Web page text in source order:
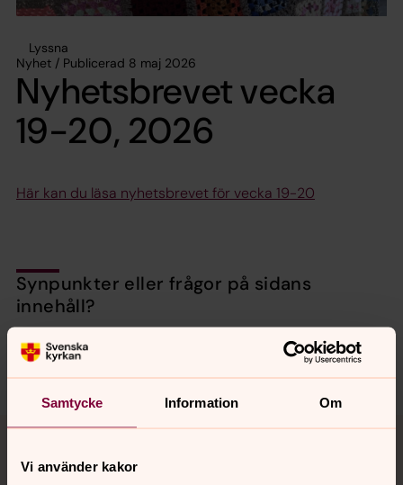
Samtycke Information Om
Vi använder kakor
Lyssna
Nyhet / Publicerad 8 maj 2026
Nyhetsbrevet vecka
19-20, 2026
Här kan du läsa nyhetsbrevet för vecka 19-20
Synpunkter eller frågor på sidans
innehåll?
Dela
Tillbaka till toppen
Tillbaka till innehållet